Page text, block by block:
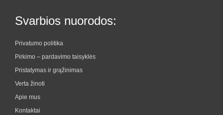
Svarbios nuorodos:
Privatumo politika
Pirkimo – pardavimo taisyklės
Pristatymas ir grąžinimas
Verta žinoti
Apie mus
Kontaktai